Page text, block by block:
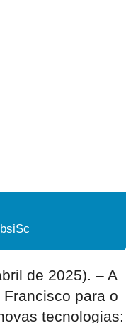
de 2025). – A
Francisco para o
tecnologias: